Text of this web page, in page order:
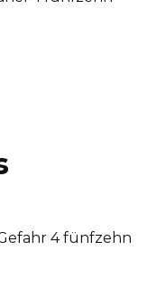
4 fünfzehn